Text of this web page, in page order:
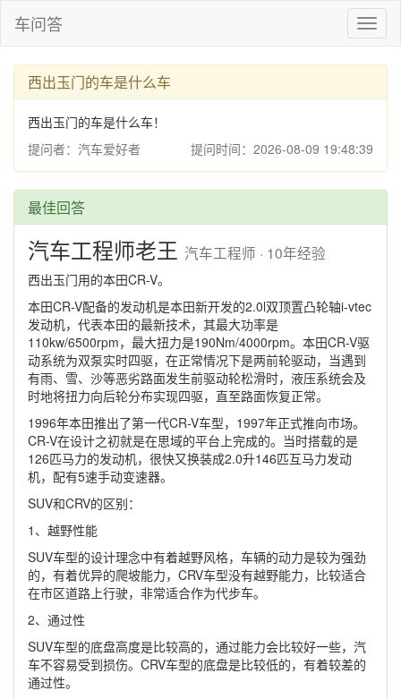
车问答
西出玉门的车是什么车
西出玉门的车是什么车！
提问者：汽车爱好者
提问时间：2026-08-09 19:48:39
最佳回答
汽车工程师老王 汽车工程师 · 10年经验
西出玉门用的本田CR-V。
本田CR-V配备的发动机是本田新开发的2.0l双顶置凸轮轴i-vtec
发动机，代表本田的最新技术，其最大功率是
110kw/6500rpm，最大扭力是190Nm/4000rpm。本田CR-V驱
动系统为双泵实时四驱，在正常情况下是两前轮驱动，当遇到
有雨、雪、沙等恶劣路面发生前驱动轮松滑时，液压系统会及
时地将扭力向后轮分布实现四驱，直至路面恢复正常。
1996年本田推出了第一代CR-V车型，1997年正式推向市场。
CR-V在设计之初就是在思域的平台上完成的。当时搭载的是
126匹马力的发动机，很快又换装成2.0升146匹互马力发动
机，配有5速手动变速器。
SUV和CRV的区别：
1、越野性能
SUV车型的设计理念中有着越野风格，车辆的动力是较为强劲
的，有着优异的爬坡能力，CRV车型没有越野能力，比较适合
在市区道路上行驶，非常适合作为代步车。
2、通过性
SUV车型的底盘高度是比较高的，通过能力会比较好一些，汽
车不容易受到损伤。CRV车型的底盘是比较低的，有着较差的
通过性。